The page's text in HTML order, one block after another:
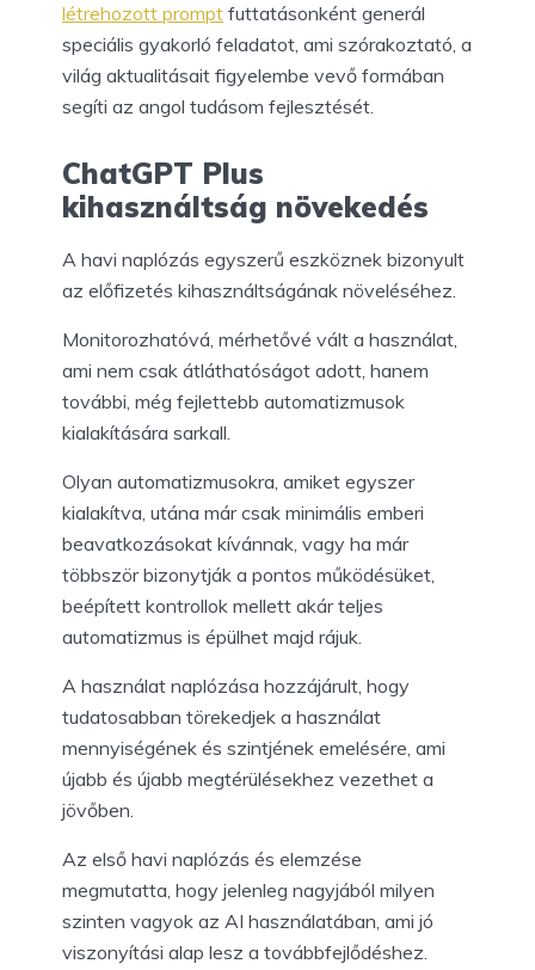
létrehozott prompt futtatásonként generál
speciális gyakorló feladatot, ami szórakoztató, a
világ aktualitásait figyelembe vevő formában
segíti az angol tudásom fejlesztését.
ChatGPT Plus
kihasználtság növekedés
A havi naplózás egyszerű eszköznek bizonyult
az előfizetés kihasználtságának növeléséhez.
Monitorozhatóvá, mérhetővé vált a használat,
ami nem csak átláthatóságot adott, hanem
további, még fejlettebb automatizmusok
kialakítására sarkall.
Olyan automatizmusokra, amiket egyszer
kialakítva, utána már csak minimális emberi
beavatkozásokat kívánnak, vagy ha már
többször bizonytják a pontos működésüket,
beépített kontrollok mellett akár teljes
automatizmus is épülhet majd rájuk.
A használat naplózása hozzájárult, hogy
tudatosabban törekedjek a használat
mennyiségének és szintjének emelésére, ami
újabb és újabb megtérülésekhez vezethet a
jövőben.
Az első havi naplózás és elemzése
megmutatta, hogy jelenleg nagyjából milyen
szinten vagyok az AI használatában, ami jó
viszonyítási alap lesz a továbbfejlődéshez.